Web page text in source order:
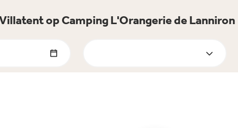
op Camping L'Orangerie de Lanniron